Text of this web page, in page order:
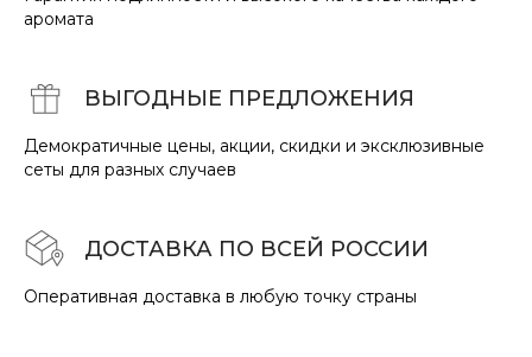
аромата
ВЫГОДНЫЕ ПРЕДЛОЖЕНИЯ
Демократичные цены, акции, скидки и эксклюзивные
сеты для разных случаев
ДОСТАВКА ПО ВСЕЙ РОССИИ
Оперативная доставка в любую точку страны